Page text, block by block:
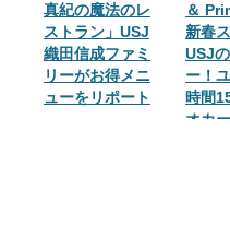
真紀の魔法のレ
ストラン」USJ
織田信成ファミ
リーがお得メニ
ューをリポート
＆
新春
USJ
ー！
時間
オカ